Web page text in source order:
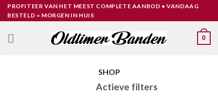
SkipPROFITEER VAN HET MEEST COMPLETE AANBOD • VANDAAG
BESTELD = MORGEN IN HUIS
0
SHOP
Actieve filters